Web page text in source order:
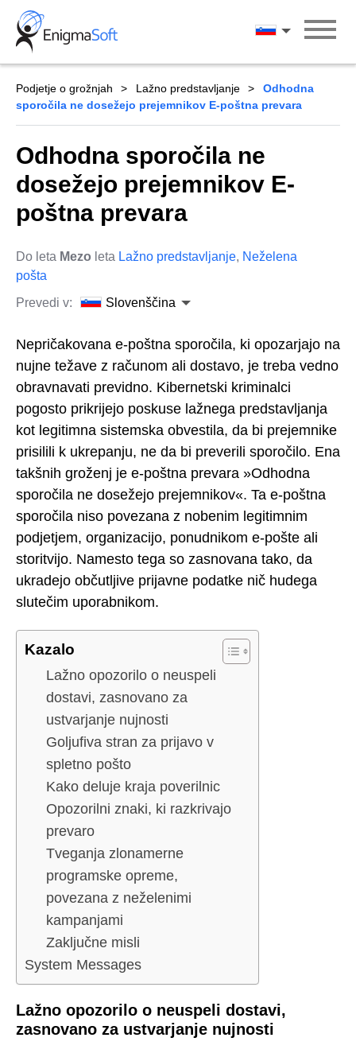
Skip
content
Slovenščina
Podjetje o grožnjah Lažno predstavljanje
Odhodna
sporočila ne dosežejo prejemnikov E-poštna prevara
Odhodna sporočila ne
dosežejo prejemnikov E-
poštna prevara
Do leta Mezo leta Lažno predstavljanje, Neželena
pošta
Prevedi v:
Slovenščina
Nepričakovana e-poštna sporočila, ki opozarjajo na
nujne težave z računom ali dostavo, je treba vedno
obravnavati previdno. Kibernetski kriminalci
pogosto prikrijejo poskuse lažnega predstavljanja
kot legitimna sistemska obvestila, da bi prejemnike
prisilili k ukrepanju, ne da bi preverili sporočilo. Ena
takšnih groženj je e-poštna prevara »Odhodna
sporočila ne dosežejo prejemnikov«. Ta e-poštna
sporočila niso povezana z nobenim legitimnim
podjetjem, organizacijo, ponudnikom e-pošte ali
storitvijo. Namesto tega so zasnovana tako, da
ukradejo občutljive prijavne podatke nič hudega
slutečim uporabnikom.
Kazalo
Lažno opozorilo o neuspeli
dostavi, zasnovano za
ustvarjanje nujnosti
Goljufiva stran za prijavo v
spletno pošto
Kako deluje kraja poverilnic
Opozorilni znaki, ki razkrivajo
prevaro
Tveganja zlonamerne
programske opreme,
povezana z neželenimi
kampanjami
Zaključne misli
System Messages
Lažno opozorilo o neuspeli dostavi,
zasnovano za ustvarjanje nujnosti